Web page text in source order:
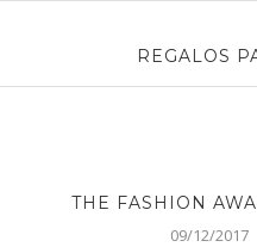
REGALOS
THE FASHION
09/12/2017